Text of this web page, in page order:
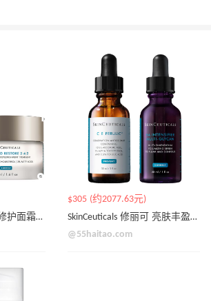
SkinCeuticals 修丽可 修护面霜+CF精华套装
$305 (约2077.63元)
SkinCeuticals 修丽可 亮肤丰盈双效精华
@55haitao.com